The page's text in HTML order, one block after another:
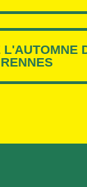
L'AUTOMNE
RENNES